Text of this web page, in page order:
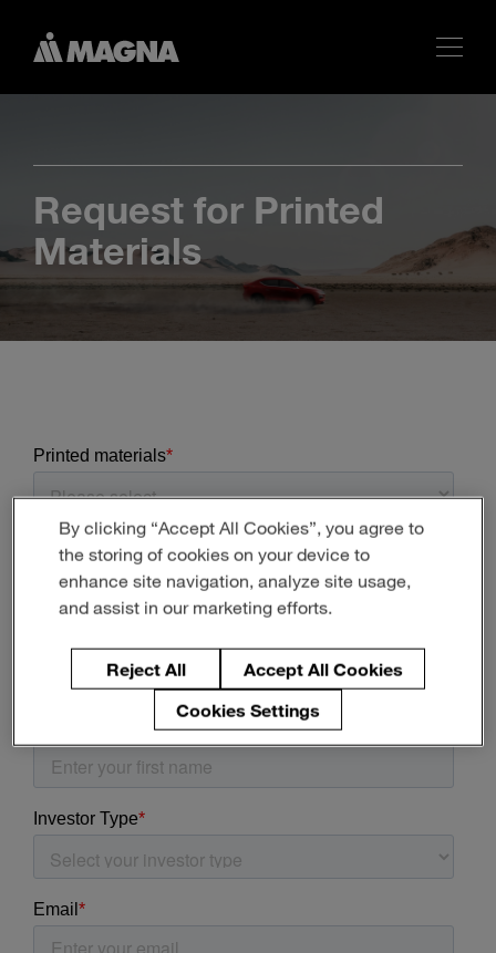
search
terms
Buscar
Request for Printed
Materials
By clicking “Accept All Cookies”, you agree to
the storing of cookies on your device to
enhance site navigation, analyze site usage,
and assist in our marketing efforts.
Reject All
Accept All Cookies
Cookies Settings